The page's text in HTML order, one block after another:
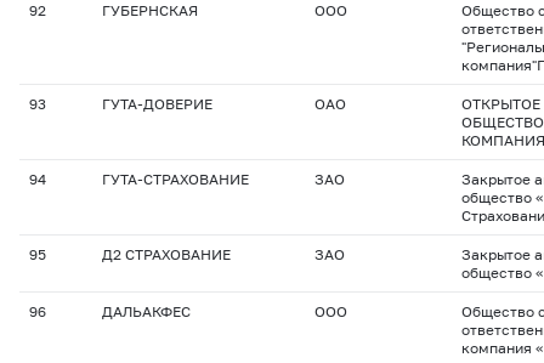
92 ГУБЕРНСКАЯ ООО
Общество
93 ГУТА-ДОВЕРИЕ ОАО
ОБЩЕСТВО
94 ГУТА-СТРАХОВАНИЕ ЗАО
Закрытое
общество
95 Д2 СТРАХОВАНИЕ ЗАО
Закрытое
общество
96 ДАЛЬАКФЕС ООО
Общество
компания